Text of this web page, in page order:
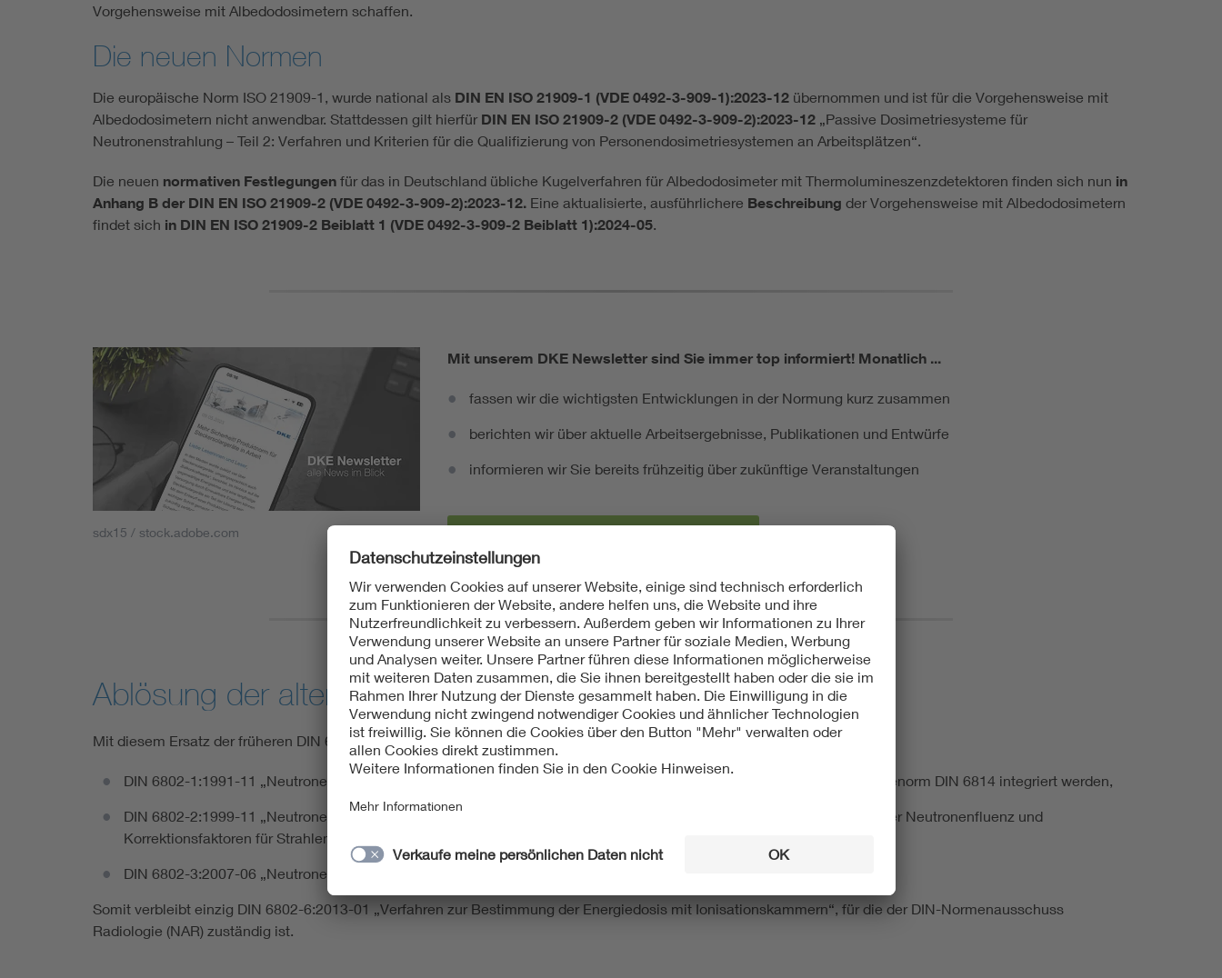
Vorgehensweise mit Albedodosimetern schaffen.
Die neuen Normen
Die europäische Norm ISO 21909-1, wurde national als DIN EN ISO 21909-1 (VDE 0492-3-909-1):2023-12 übernommen und ist für die Vorgehensweise mit
Albedodosimetern nicht anwendbar. Stattdessen gilt hierfür DIN EN ISO 21909-2 (VDE 0492-3-909-2):2023-12 „Passive Dosimetriesysteme für
Neutronenstrahlung – Teil 2: Verfahren und Kriterien für die Qualifizierung von Personendosimetriesystemen an Arbeitsplätzen“.
Die neuen normativen Festlegungen für das in Deutschland übliche Kugelverfahren für Albedodosimeter mit Thermolumineszenzdetektoren finden sich nun in
Anhang B der DIN EN ISO 21909-2 (VDE 0492-3-909-2):2023-12. Eine aktualisierte, ausführlichere Beschreibung der Vorgehensweise mit Albedodosimetern
findet sich in DIN EN ISO 21909-2 Beiblatt 1 (VDE 0492-3-909-2 Beiblatt 1):2024-05.
sdx15 / stock.adobe.com
Mit unserem DKE Newsletter sind Sie immer top informiert! Monatlich ...
fassen wir die wichtigsten Entwicklungen in der Normung kurz zusammen
berichten wir über aktuelle Arbeitsergebnisse, Publikationen und Entwürfe
informieren wir Sie bereits frühzeitig über zukünftige Veranstaltungen
Ablösung der alten Normenreihe DIN 6802
Mit diesem Ersatz der früheren DIN 6802-4:1998-04 ist die Ablösung der Normenreihe DIN 6802 eingeleitet:
DIN 6802-1:1991-11 „Neutronendosimetrie – Spezielle Begriffe und Benennungen“ soll in die Neuausgabe der Begriffenorm DIN 6814 integriert werden,
DIN 6802-2:1999-11 „Neutronendosimetrie – Konversionsfaktoren zur Berechnung der Orts- und Personendosis aus der Neutronenfluenz und
Korrektionsfaktoren für Strahlenschutzdosimeter“ wird durch DIN EN ISO 8529-3 (VDE 0412-8529-3) ersetzt werden,
DIN 6802-3:2007-06 „Neutronenmessverfahren im Strahlenschutz“ steht zur Disposition.
Somit verbleibt einzig DIN 6802-6:2013-01 „Verfahren zur Bestimmung der Energiedosis mit Ionisationskammern“, für die der DIN-Normenausschuss
Radiologie (NAR) zuständig ist.